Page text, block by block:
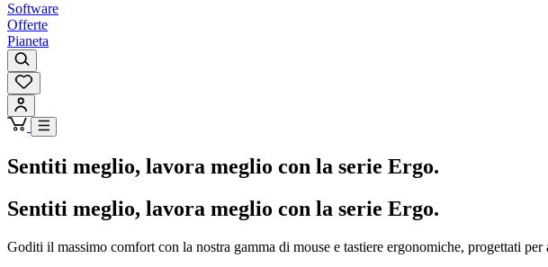
Software
Offerte
Pianeta
Sentiti meglio, lavora meglio con la serie Ergo.
Sentiti meglio, lavora meglio con la serie Ergo.
Goditi il massimo comfort con la nostra gamma di mouse e tastiere ergonomiche, progettati